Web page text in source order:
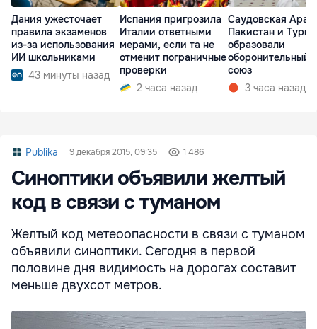
Дания ужесточает
правила экзаменов
из-за использования
ИИ школьниками
43 минуты назад
Испания пригрозила
Италии ответными
мерами, если та не
отменит пограничные
проверки
2 часа назад
Саудовская
Пакистан и
образовали
оборонительный
союз
3 часа назад
Publika 9 декабря 2015, 09:35 1 486
Синоптики объявили желтый
код в связи с туманом
Желтый код метеоопасности в связи с туманом
объявили синоптики. Сегодня в первой
половине дня видимость на дорогах составит
меньше двухсот метров.